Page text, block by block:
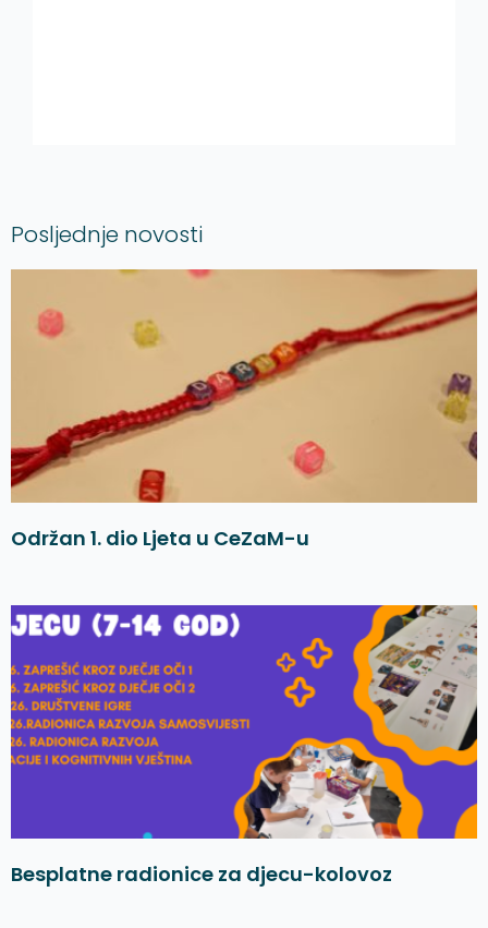
Posljednje novosti
Održan 1. dio Ljeta u CeZaM-u
Besplatne radionice za djecu-kolovoz